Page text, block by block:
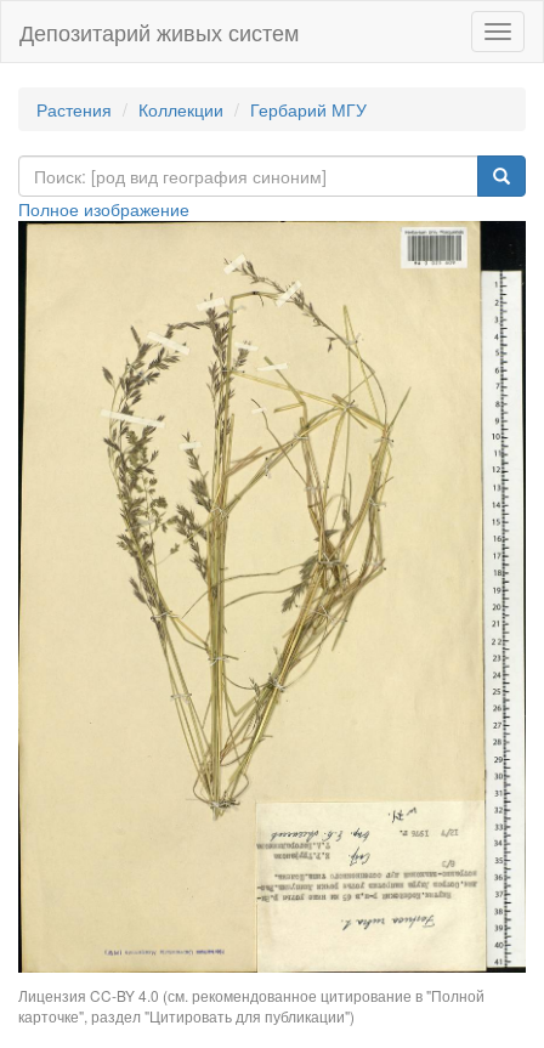
Депозитарий живых систем
Растения Коллекции Гербарий МГУ
Полное изображение
Лицензия CC-BY 4.0 (см. рекомендованное цитирование в "Полной
карточке", раздел "Цитировать для публикации")